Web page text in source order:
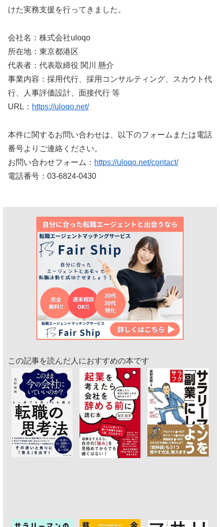
けた実務支援を行ってきました。
会社名：株式会社uloqo
所在地：東京都港区
代表者：代表取締役 関川 懸介
事業内容：採用代行、採用コンサルティング、スカウト代
行、人事評価設計、面接代行 等
URL： https://uloqo.net/
本件に関するお問い合わせは、以下のフォームまたは電話
番号よりご連絡ください。
お問い合わせフォーム： https://uloqo.net/contact/
電話番号：03-6824-0430
この記事を読んだ人におすすめの本です